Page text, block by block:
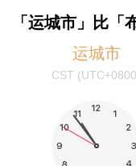
「运城市」比「
运城市
CST